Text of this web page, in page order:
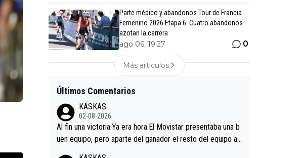
Parte médico y abandonos Tour de Francia
Femenino 2026 Etapa 6: Cuatro abandonos
azotan la carrera
ago 06, 19:27 0
Más articulos
Últimos Comentarios
KASKAS
02-08-2026
Al fin una victoria.Ya era hora.El Movistar presentaba una b
uen equipo, pero aparte del ganador el resto del equipo a